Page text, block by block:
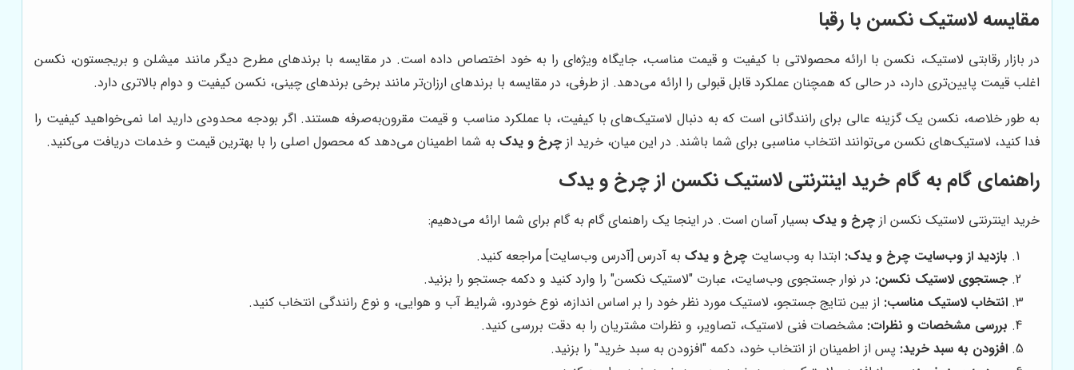
مقایسه لاستیک نکسن با رقبا
در بازار رقابتی لاستیک، نکسن با ارائه محصولاتی با کیفیت و قیمت مناسب، جایگاه ویژه‌ای را به خود اختصاص داده است. در مقایسه با برندهای مطرح دیگر مانند میشلن و بریجستون، نکسن
اغلب قیمت پایین‌تری دارد، در حالی که همچنان عملکرد قابل قبولی را ارائه می‌دهد. از طرفی، در مقایسه با برندهای ارزان‌تر مانند برخی برندهای چینی، نکسن کیفیت و دوام بالاتری دارد.
به طور خلاصه، نکسن یک گزینه عالی برای رانندگانی است که به دنبال لاستیک‌های با کیفیت، با عملکرد مناسب و قیمت مقرون‌به‌صرفه هستند. اگر بودجه محدودی دارید اما نمی‌خواهید کیفیت را
فدا کنید، لاستیک‌های نکسن می‌توانند انتخاب مناسبی برای شما باشند. در این میان، خرید از چرخ و یدکبه شما اطمینان می‌دهد که محصول اصلی را با بهترین قیمت و خدمات دریافت می‌کنید.
راهنمای گام به گام خرید اینترنتی لاستیک نکسن از چرخ و یدک
خرید اینترنتی لاستیک نکسن از چرخ و یدکبسیار آسان است. در اینجا یک راهنمای گام به گام برای شما ارائه می‌دهیم:
بازدید از وب‌سایت چرخ و یدک: ابتدا به وب‌سایت چرخ و یدکبه آدرس [آدرس وب‌سایت] مراجعه کنید.
جستجوی لاستیک نکسن: در نوار جستجوی وب‌سایت، عبارت "لاستیک نکسن" را وارد کنید و دکمه جستجو را بزنید.
انتخاب لاستیک مناسب: از بین نتایج جستجو، لاستیک مورد نظر خود را بر اساس اندازه، نوع خودرو، شرایط آب و هوایی، و نوع رانندگی انتخاب کنید.
بررسی مشخصات و نظرات: مشخصات فنی لاستیک، تصاویر، و نظرات مشتریان را به دقت بررسی کنید.
افزودن به سبد خرید: پس از اطمینان از انتخاب خود، دکمه "افزودن به سبد خرید" را بزنید.